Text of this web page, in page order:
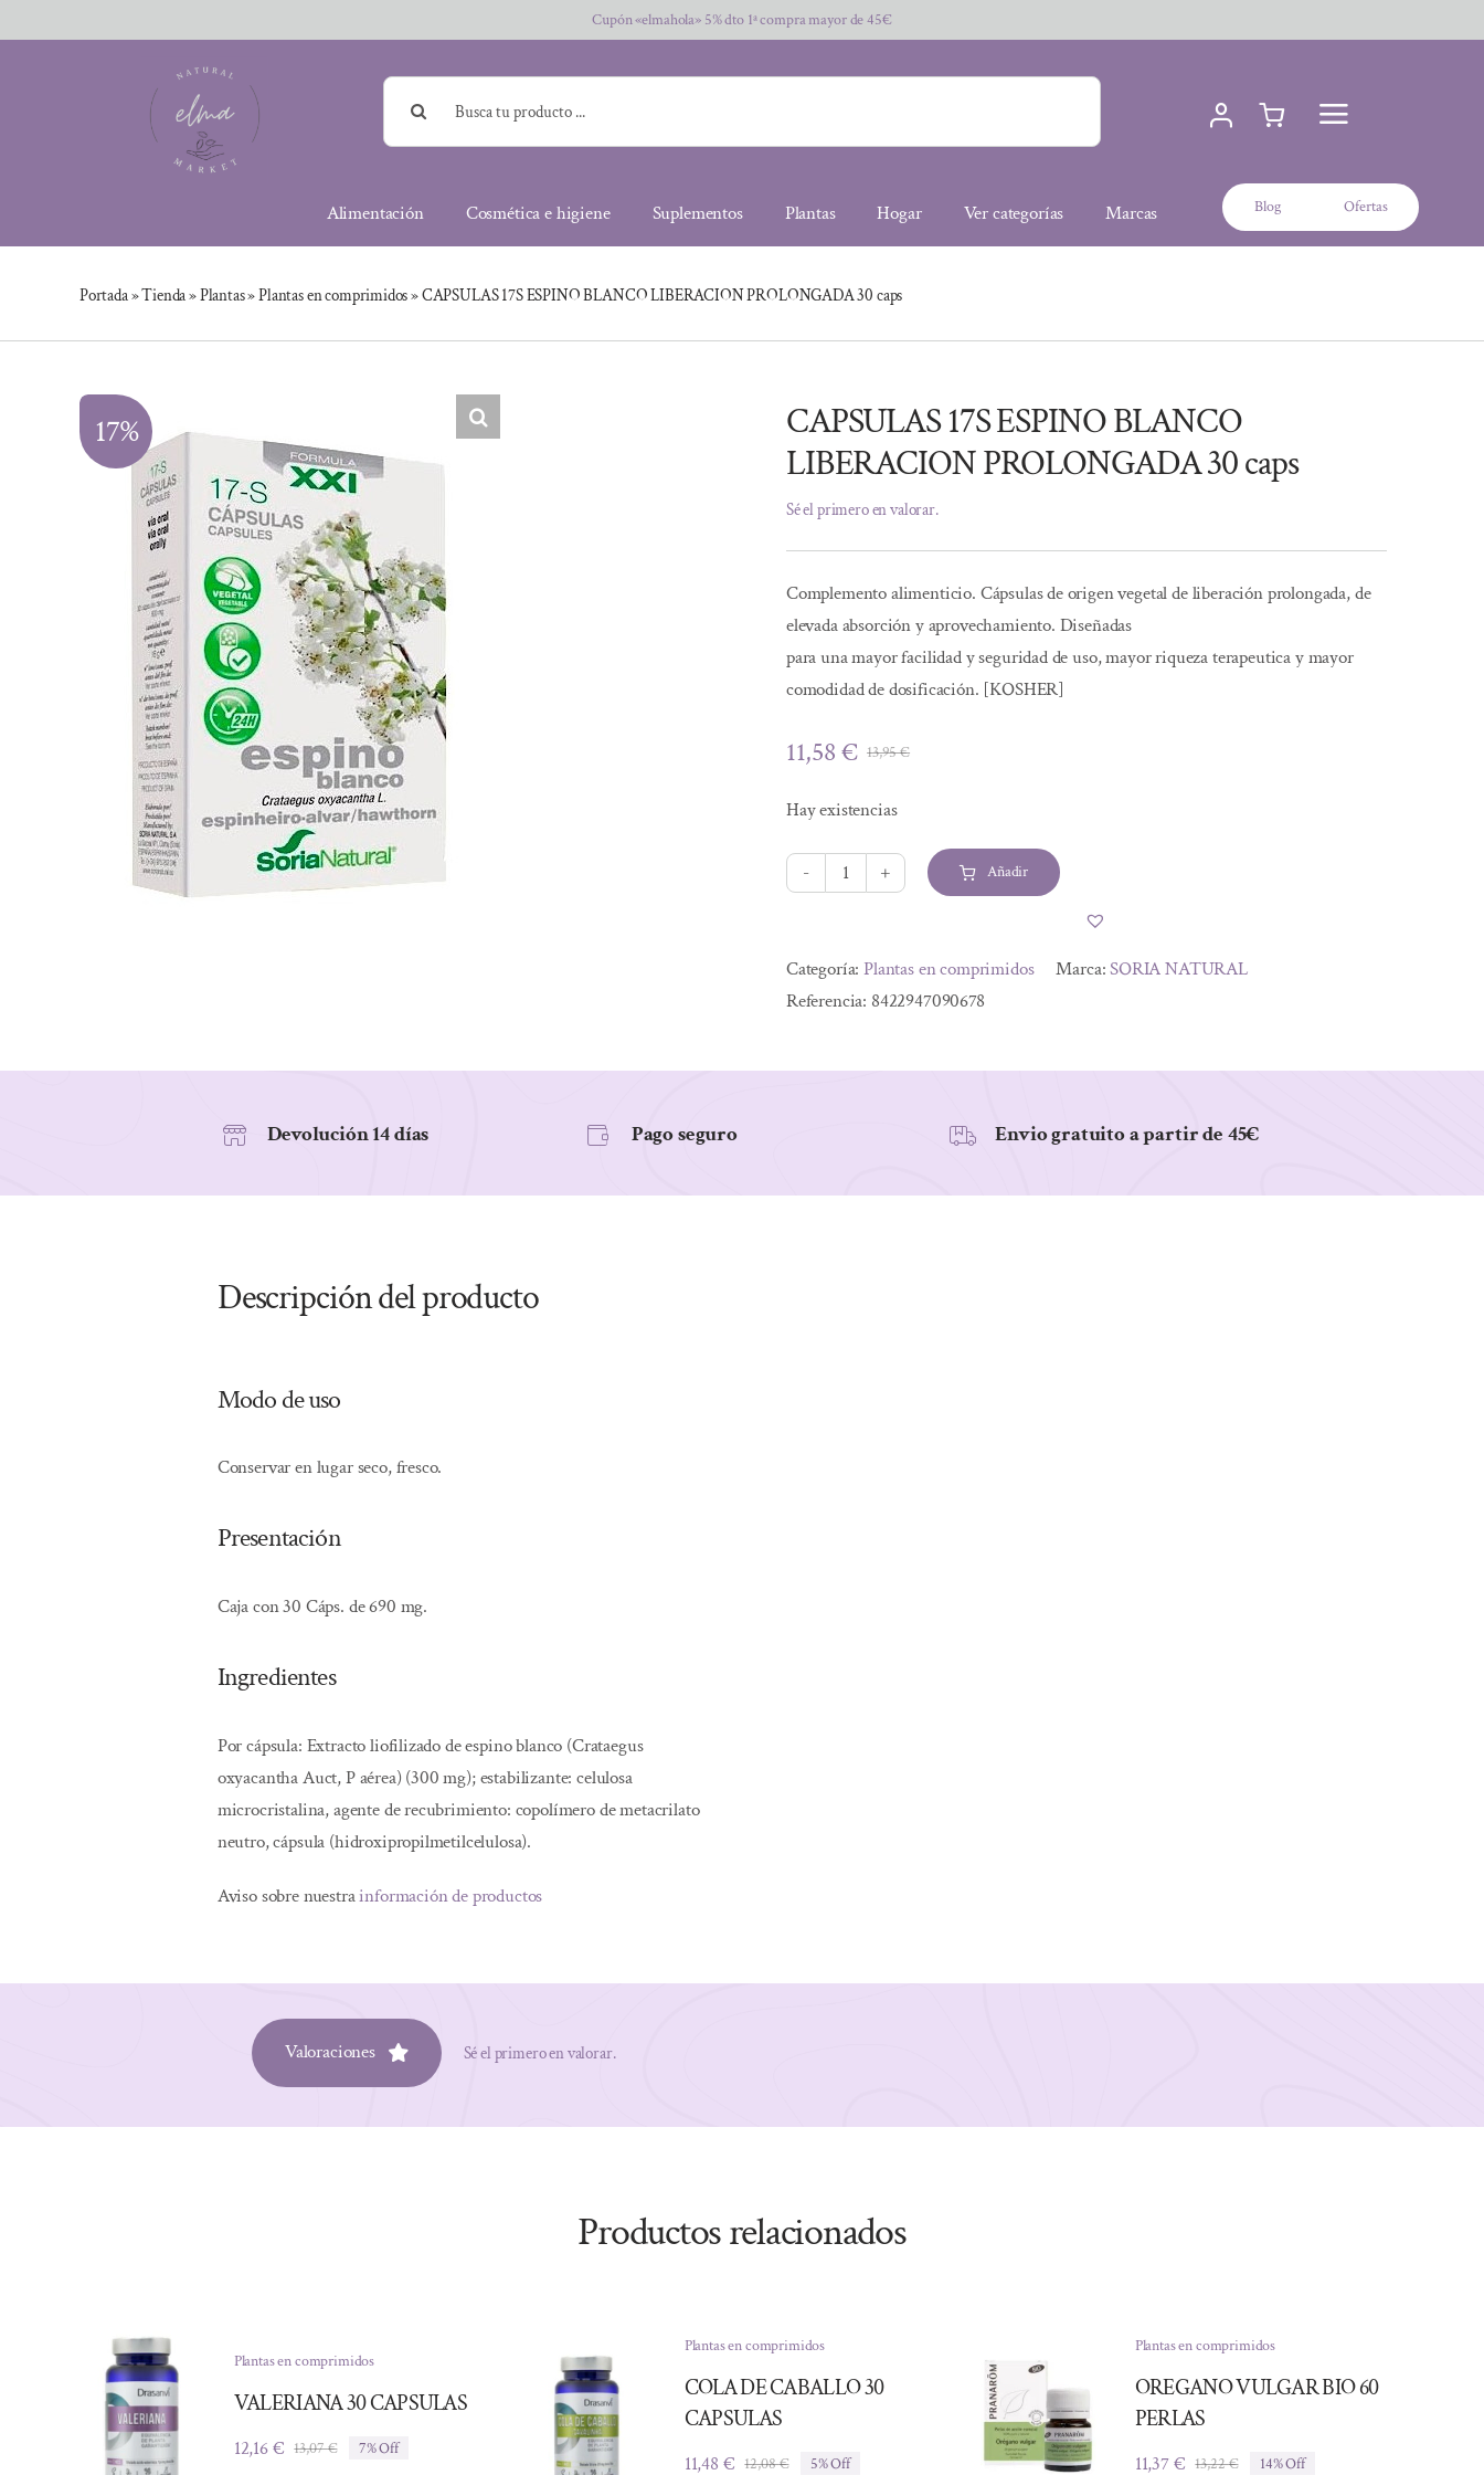
al
Cupón «elmahola» 5% dto 1ª compra mayor de 45€
Buscar:
Alimentación Cosmética e higiene Suplementos Plantas Hogar Ver categorías Marcas Blog Ofertas
Portada»Tienda»Plantas»Plantas en comprimidos»CAPSULAS 17S ESPINO BLANCO LIBERACION PROLONGADA 30 caps
17%
CAPSULAS 17S ESPINO BLANCO
LIBERACION PROLONGADA 30 caps
Sé el primero en valorar.
Complemento alimenticio. Cápsulas de origen vegetal de liberación prolongada, de
elevada absorción y aprovechamiento. Diseñadas
para una mayor facilidad y seguridad de uso, mayor riqueza terapeutica y mayor
comodidad de dosificación. [KOSHER]
13,95€El
era:
13,95 €.
11,58€
El
es:
11,58 €.
Hay existencias
CAPSULAS
BLANCO
LIBERACION
30
Añadir
Categoría:Plantas en comprimidos Marca:SORIA NATURAL
Referencia: 8422947090678
Devolución 14 días Pago seguro Envio gratuito a partir de 45€
Descripción del producto
Modo de uso
Conservar en lugar seco, fresco.
Presentación
Caja con 30 Cáps. de 690 mg.
Ingredientes
Por cápsula: Extracto liofilizado de espino blanco (Crataegus
oxyacantha Auct, P aérea) (300 mg); estabilizante: celulosa
microcristalina, agente de recubrimiento: copolímero de metacrilato
neutro, cápsula (hidroxipropilmetilcelulosa).
Aviso sobre nuestrainformación de productos
Valoraciones Sé el primero en valorar.
Productos relacionados
Plantas en comprimidos
VALERIANA 30 CAPSULAS
13,07€El
12,16€
El
7% Off
Plantas en comprimidos
COLA DE CABALLO 30
CAPSULAS
12,08€
11,48 € 5% Off
Plantas en comprimidos
OREGANO VULGAR BIO 60
PERLAS
13,22€
11,37€ 14% Off